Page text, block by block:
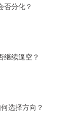
否分化？
继续逼空？
选择方向？